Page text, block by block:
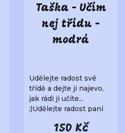
Taška - Učím
nej třídu -
modrá
Udělejte radost své
třídě a dejte ji najevo,
jak rádi ji učíte...
;)Udělejte radost paní
150 Kč